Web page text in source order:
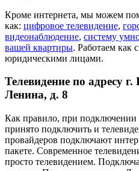
Кроме интернета, мы можем
как: цифровое телевидение,
видеонаблюдение, систему
вашей квартиры. Работаем как
юридическими лицами.
Телевидение по адресу
Ленина, д. 8
Как правило, при подключении
принято подключить и
провайдеров подключают
пакете. Современное
просто телевидением.